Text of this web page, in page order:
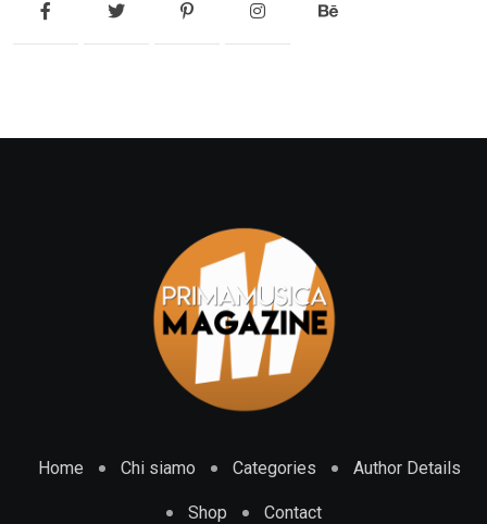
Home Chi siamo Categories Author Details
Shop Contact